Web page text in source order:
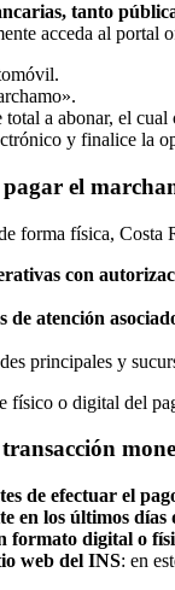
tanto
acceda al portal
a abonar, el
y finalice la
pagar el
forma física,
con
de atención
principales y
o digital del
de efectuar el
en los últimos días
formato digital o
web del INS: en